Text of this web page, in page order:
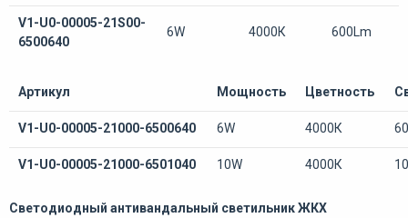
V1-U0-00005-21S00-
6500640
6W 4000К 600Lm
Артикул Мощность Цветность
V1-U0-00005-21000-6500640 6W 4000К
V1-U0-00005-21000-6501040 10W 4000К
Светодиодный антивандальный светильник ЖКХ